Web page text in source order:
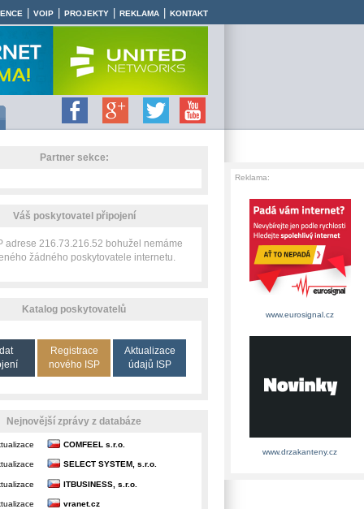
VOIP PROJEKTY REKLAMA KONTAKT
Partner sekce:
Váš poskytovatel připojení
adrese 216.73.216.52 bohužel nemáme
žádného poskytovatele internetu.
Katalog poskytovatelů
Registrace
nového ISP
Aktualizace
údajů ISP
Nejnovější zprávy z databáze
COMFEEL s.r.o.
SELECT SYSTEM, s.r.o.
ITBUSINESS, s.r.o.
vranet.cz
Reklama:
www.eurosignal.cz
www.drzakanteny.cz